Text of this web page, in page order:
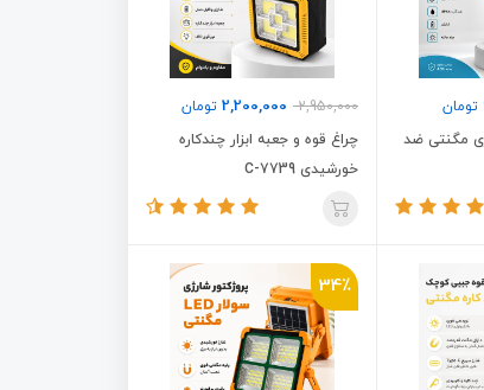
تومان
مگنتی ضد
2,950,000
2,200,000 تومان
چراغ قوه و جعبه ابزار چندکاره
خورشیدی C-7739
34٪